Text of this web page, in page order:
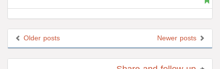
Older posts